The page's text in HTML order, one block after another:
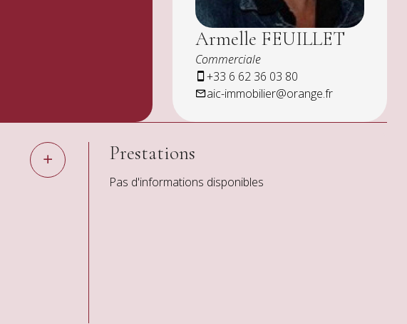
Armelle FEUILLET
Commerciale
+33 6 62 36 03 80
aic-immobilier@orange.fr
Prestations
Pas d'informations disponibles